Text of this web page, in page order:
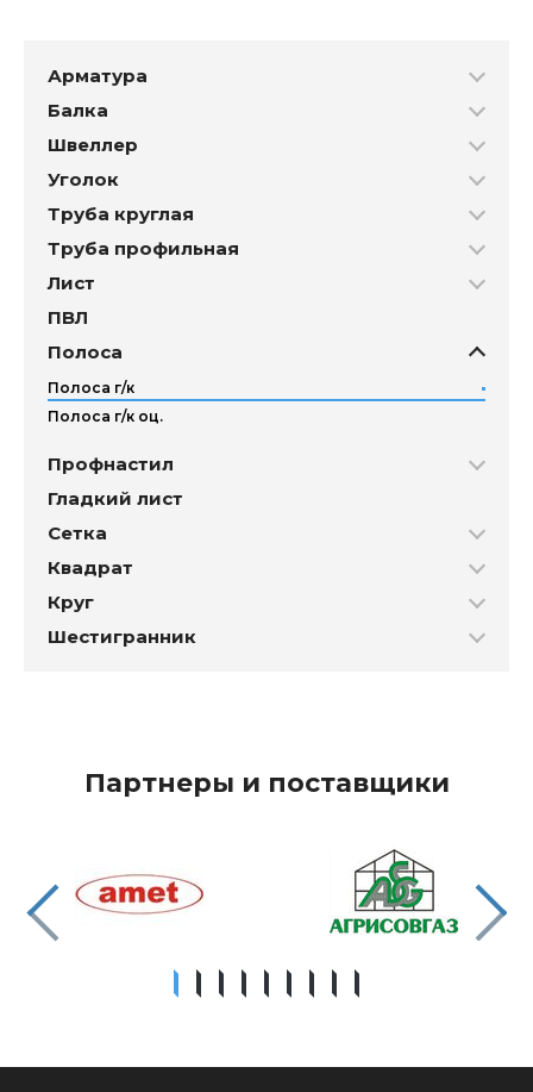
Арматура
Балка
Швеллер
Уголок
Труба круглая
Труба профильная
Лист
ПВЛ
Полоса
Полоса г/к
Полоса г/к оц.
Профнастил
Гладкий лист
Сетка
Квадрат
Круг
Шестигранник
Партнеры и поставщики